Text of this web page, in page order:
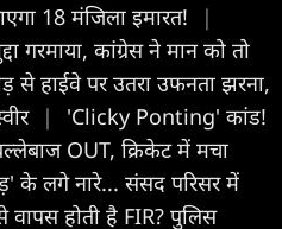
18 मंजिला इमारत!
|
गरमाया, कांग्रेस ने मान को तो
से हाईवे पर उतरा उफनता झरना,
|
'Clicky Ponting' कांड!
OUT, क्रिकेट में मचा
के लगे नारे... संसद परिसर में
वापस होती है FIR? पुलिस